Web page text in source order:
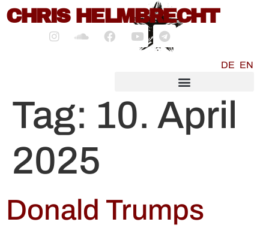
springen
CHRIS HELMBRECHT
DE EN
Tag: 10. April
2025
Donald Trumps